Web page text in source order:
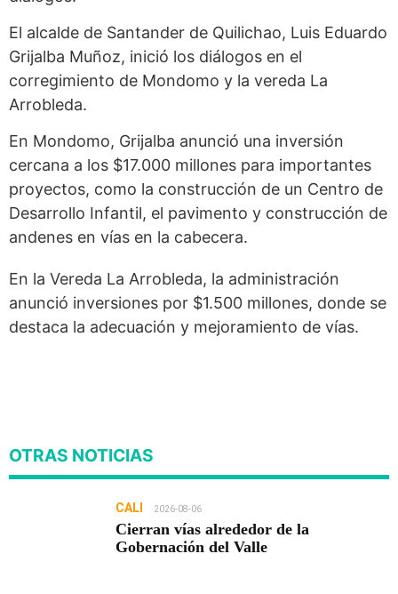
El alcalde de Santander de Quilichao, Luis Eduardo
Grijalba Muñoz, inició los diálogos en el
corregimiento de Mondomo y la vereda La
Arrobleda.
En Mondomo, Grijalba anunció una inversión
cercana a los $17.000 millones para importantes
proyectos, como la construcción de un Centro de
Desarrollo Infantil, el pavimento y construcción de
andenes en vías en la cabecera.
En la Vereda La Arrobleda, la administración
anunció inversiones por $1.500 millones, donde se
destaca la adecuación y mejoramiento de vías.
OTRAS NOTICIAS
CALI 2026-08-06
Cierran vías alrededor de la
Gobernación del Valle